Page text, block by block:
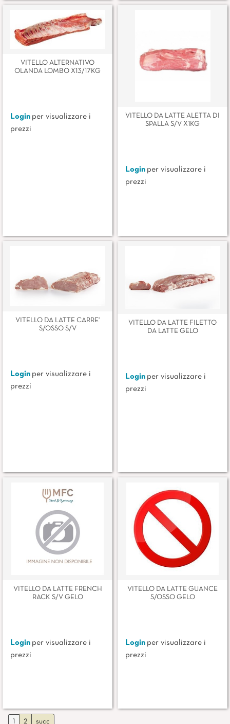
VITELLO ALTERNATIVO
OLANDA LOMBO X13/17KG
Login per visualizzare i
prezzi
VITELLO DA LATTE ALETTA DI
SPALLA S/V X1KG
Login per visualizzare i
prezzi
VITELLO DA LATTE CARRE'
S/OSSO S/V
Login per visualizzare i
prezzi
VITELLO DA LATTE FILETTO
DA LATTE GELO
Login per visualizzare i
prezzi
VITELLO DA LATTE FRENCH
RACK S/V GELO
Login per visualizzare i
prezzi
VITELLO DA LATTE GUANCE
S/OSSO GELO
Login per visualizzare i
prezzi
1 2 succ